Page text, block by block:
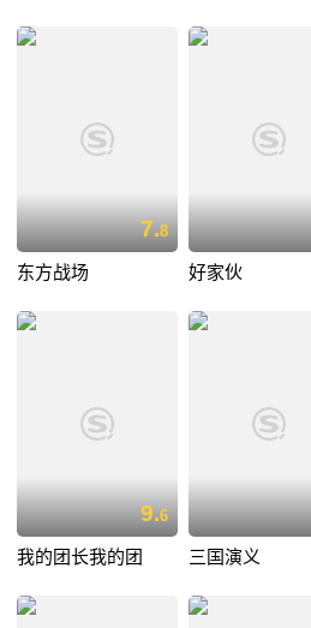
7.8
东方战场 好家伙
9.6
我的团长我的团 三国演义